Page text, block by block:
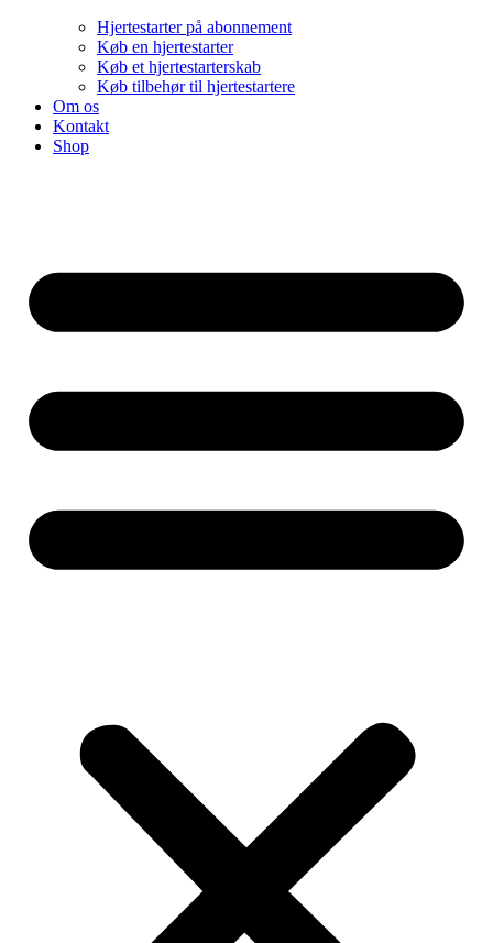
Hjertestarter på abonnement
Køb en hjertestarter
Køb et hjertestarterskab
Køb tilbehør til hjertestartere
Om os
Kontakt
Shop